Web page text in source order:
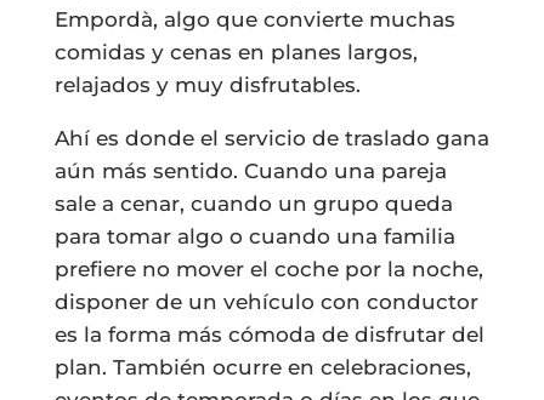
Empordà, algo que convierte muchas
comidas y cenas en planes largos,
relajados y muy disfrutables.
Ahí es donde el servicio de traslado gana
aún más sentido. Cuando una pareja
sale a cenar, cuando un grupo queda
para tomar algo o cuando una familia
prefiere no mover el coche por la noche,
disponer de un vehículo con conductor
es la forma más cómoda de disfrutar del
plan. También ocurre en celebraciones,